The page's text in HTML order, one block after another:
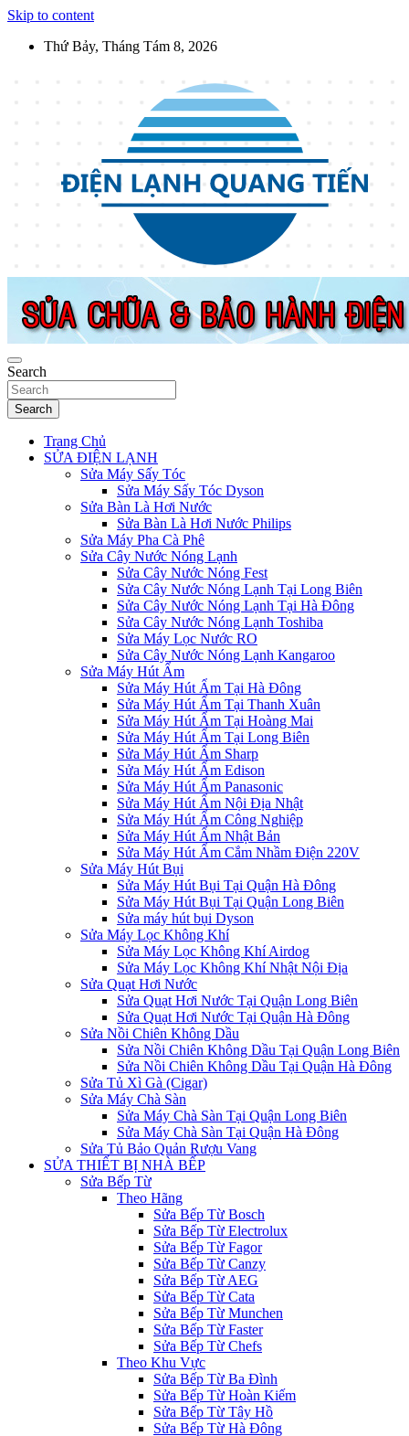
Skip to content
Thứ Bảy, Tháng Tám 8, 2026
Điện Lạnh Quang Tiến
Sửa chữa thiết bị điện lạnh, điện dân dụng, thiết bị nhà bếp tại Hà
Nội
Search
Search
Trang Chủ
SỬA ĐIỆN LẠNH
Sửa Máy Sấy Tóc
Sửa Máy Sấy Tóc Dyson
Sửa Bàn Là Hơi Nước
Sửa Bàn Là Hơi Nước Philips
Sửa Máy Pha Cà Phê
Sửa Cây Nước Nóng Lạnh
Sửa Cây Nước Nóng Fest
Sửa Cây Nước Nóng Lạnh Tại Long Biên
Sửa Cây Nước Nóng Lạnh Tại Hà Đông
Sửa Cây Nước Nóng Lạnh Toshiba
Sửa Máy Lọc Nước RO
Sửa Cây Nước Nóng Lạnh Kangaroo
Sửa Máy Hút Ẩm
Sửa Máy Hút Ẩm Tại Hà Đông
Sửa Máy Hút Ẩm Tại Thanh Xuân
Sửa Máy Hút Ẩm Tại Hoàng Mai
Sửa Máy Hút Ẩm Tại Long Biên
Sửa Máy Hút Ẩm Sharp
Sửa Máy Hút Ẩm Edison
Sửa Máy Hút Ẩm Panasonic
Sửa Máy Hút Ẩm Nội Địa Nhật
Sửa Máy Hút Ẩm Công Nghiệp
Sửa Máy Hút Ẩm Nhật Bản
Sửa Máy Hút Ẩm Cắm Nhầm Điện 220V
Sửa Máy Hút Bụi
Sửa Máy Hút Bụi Tại Quận Hà Đông
Sửa Máy Hút Bụi Tại Quận Long Biên
Sửa máy hút bụi Dyson
Sửa Máy Lọc Không Khí
Sửa Máy Lọc Không Khí Airdog
Sửa Máy Lọc Không Khí Nhật Nội Địa
Sửa Quạt Hơi Nước
Sửa Quạt Hơi Nước Tại Quận Long Biên
Sửa Quạt Hơi Nước Tại Quận Hà Đông
Sửa Nồi Chiên Không Dầu
Sửa Nồi Chiên Không Dầu Tại Quận Long Biên
Sửa Nồi Chiên Không Dầu Tại Quận Hà Đông
Sửa Tủ Xì Gà (Cigar)
Sửa Máy Chà Sàn
Sửa Máy Chà Sàn Tại Quận Long Biên
Sửa Máy Chà Sàn Tại Quận Hà Đông
Sửa Tủ Bảo Quản Rượu Vang
SỬA THIẾT BỊ NHÀ BẾP
Sửa Bếp Từ
Theo Hãng
Sửa Bếp Từ Bosch
Sửa Bếp Từ Electrolux
Sửa Bếp Từ Fagor
Sửa Bếp Từ Canzy
Sửa Bếp Từ AEG
Sửa Bếp Từ Cata
Sửa Bếp Từ Munchen
Sửa Bếp Từ Faster
Sửa Bếp Từ Chefs
Theo Khu Vực
Sửa Bếp Từ Ba Đình
Sửa Bếp Từ Hoàn Kiếm
Sửa Bếp Từ Tây Hồ
Sửa Bếp Từ Hà Đông